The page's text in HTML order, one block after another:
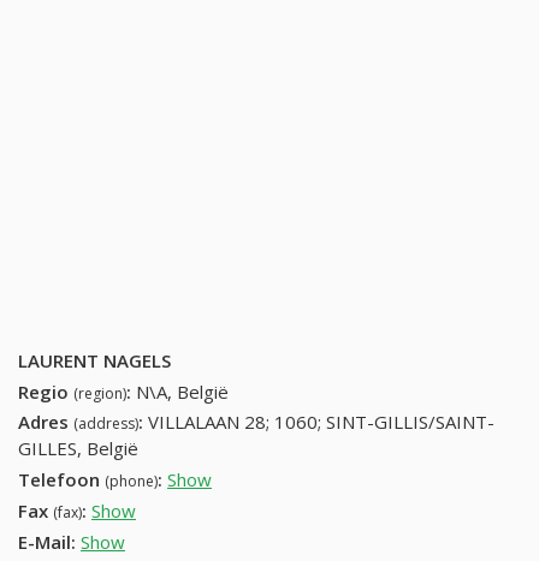
LAURENT NAGELS
Regio (region): N\A, België
Adres (address): VILLALAAN 28; 1060; SINT-GILLIS/SAINT-
GILLES, België
Telefoon (phone): Show
Fax (fax): Show
E-Mail: Show